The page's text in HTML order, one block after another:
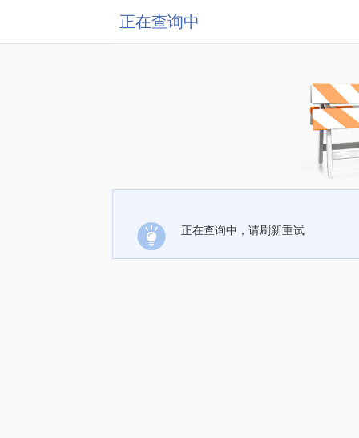
正在查询中
正在查询中，请刷新重试